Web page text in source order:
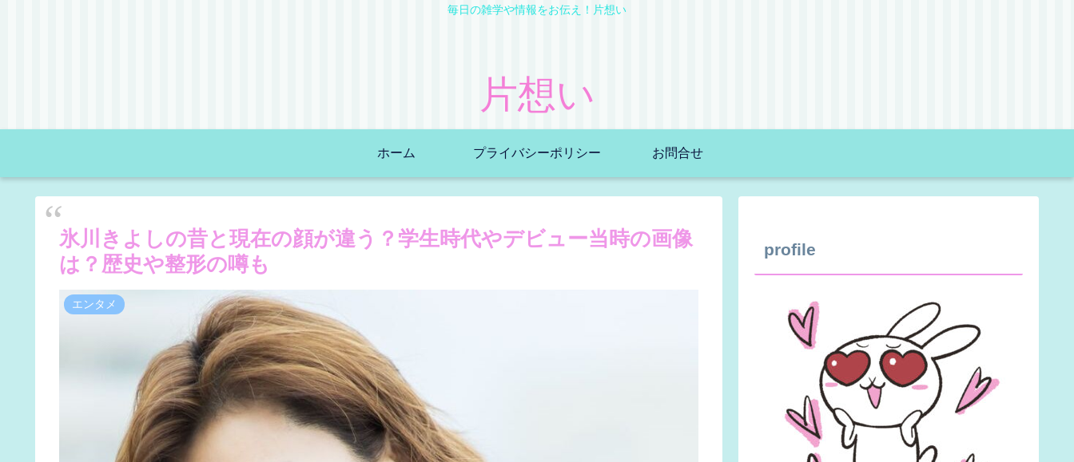
毎日の雑学や情報をお伝え！片想い
片想い
ホーム プライバシーポリシー お問合せ
氷川きよしの昔と現在の顔が違う？学生時代やデビュー当時の画像
は？歴史や整形の噂も
エンタメ
profile